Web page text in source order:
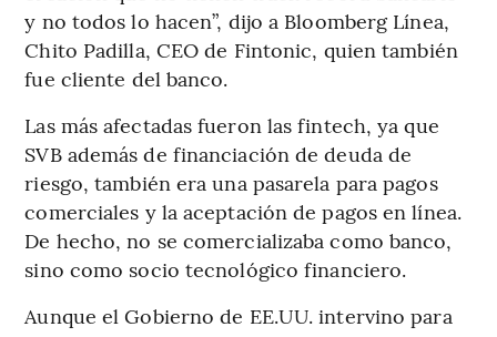
y no todos lo hacen”, dijo a Bloomberg Línea,
Chito Padilla, CEO de Fintonic, quien también
fue cliente del banco.
Las más afectadas fueron las fintech, ya que
SVB además de financiación de deuda de
riesgo, también era una pasarela para pagos
comerciales y la aceptación de pagos en línea.
De hecho, no se comercializaba como banco,
sino como socio tecnológico financiero.
Aunque el Gobierno de EE.UU. intervino para